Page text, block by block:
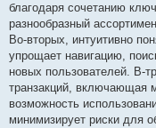
благодаря сочетанию
разнообразный
Во-вторых, интуитивно
упрощает навигацию,
новых пользователей. В-
транзакций, включающая
возможность
минимизирует риски для